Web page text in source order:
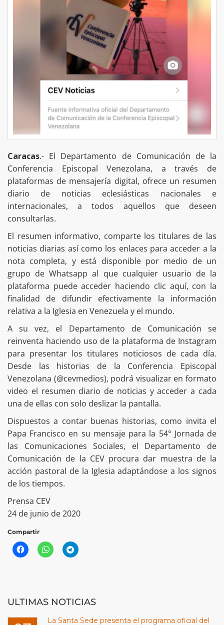
Caracas.- El Departamento de Comunicación de la
Conferencia Episcopal Venezolana, a través de
plataformas de mensajería digital, ofrece un resumen
diario de noticias eclesiásticas nacionales e
internacionales, a todos aquellos que deseen
consultarlas.
El resumen informativo, comparte los titulares de las
noticias diarias así como los enlaces para acceder a la
nota completa, y está disponible por medio de un
grupo de Whatsapp al que cualquier usuario de la
plataforma puede acceder haciendo clic aquí, con la
finalidad de difundir efectivamente la información
relativa a la Iglesia en Venezuela y el mundo.
A su vez, el Departamento de Comunicación se
reinventa haciendo uso de la plataforma de Instagram
para presentar los titulares noticiosos de cada día.
Desde las historias de la Conferencia Episcopal
Venezolana (@cevmedios), podrá visualizar en formato
video el resumen diario de noticias y acceder a cada
una de ellas con solo deslizar la pantalla.
Dispuestos a contar buenas historias, como invita el
Papa Francisco en su mensaje para la 54° Jornada de
las Comunicaciones Sociales, el Departamento de
Comunicación de la CEV procura dar muestra de la
acción pastoral de la Iglesia adaptándose a los signos
de los tiempos.
Prensa CEV
24 de junio de 2020
Compartir
ULTIMAS NOTICIAS
La Santa Sede presenta el programa oficial del